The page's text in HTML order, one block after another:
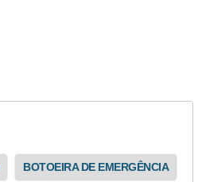
BOTOEIRA DE EMERGÊNCIA